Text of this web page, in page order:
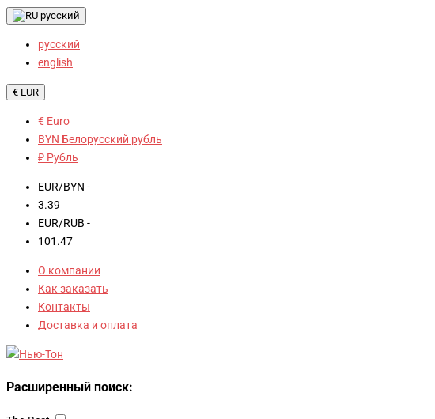
русский
русский
english
€ EUR
€ Euro
BYN Белорусский рубль
₽ Рубль
EUR/BYN -
3.39
EUR/RUB -
101.47
О компании
Как заказать
Контакты
Доставка и оплата
Расширенный поиск: